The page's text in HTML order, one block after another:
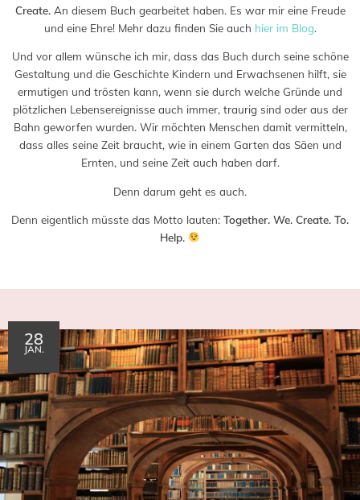
Create.An diesem Buch gearbeitet haben. Es war mir eine Freude
und eine Ehre! Mehr dazu finden Sie auch hier im Blog.
Und vor allem wünsche ich mir, dass das Buch durch seine schöne
Gestaltung und die Geschichte Kindern und Erwachsenen hilft, sie
ermutigen und trösten kann, wenn sie durch welche Gründe und
plötzlichen Lebensereignisse auch immer, traurig sind oder aus der
Bahn geworfen wurden. Wir möchten Menschen damit vermitteln,
dass alles seine Zeit braucht, wie in einem Garten das Säen und
Ernten, und seine Zeit auch haben darf.
Denn darum geht es auch.
Denn eigentlich müsste das Motto lauten: Together. We. Create. To.
Help.
28
JAN.